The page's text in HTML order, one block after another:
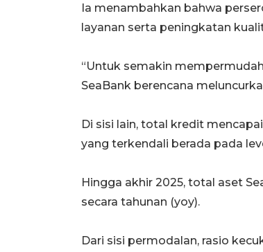
Ia menambahkan bahwa
layanan serta peningkatan
“Untuk semakin
SeaBank berencana
Di sisi lain, total kredit
yang terkendali berada pada
Hingga akhir 2025, total aset
secara tahunan (yoy).
Dari sisi permodalan, rasio